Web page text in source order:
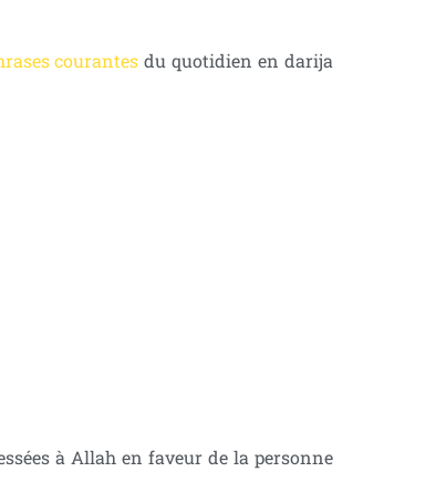
courantes du quotidien en darija
à Allah en faveur de la personne